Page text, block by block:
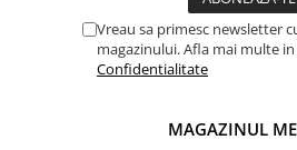
Vreau sa primesc newsletter
magazinului. Afla mai multe in
Confidentialitate
MAGAZINUL